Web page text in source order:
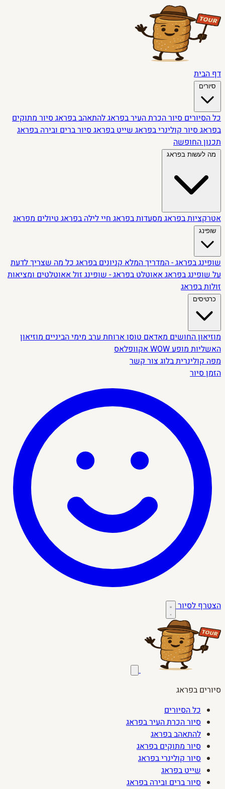
דף הבית
סיורים
כל הסיוריםסיור הכרת העיר בפראגלהתאהב בפראגסיור מתוקים
בפראגסיור קולינרי בפראגשייט בפראגסיור ברים ובירה בפראג
תכנון החופשה
מה לעשות בפראג
אטרקציות בפראגמסעדות בפראגחיי לילה בפראגטיולים מפראג
שופינג
שופינג בפראג - המדריך המלאקניונים בפראגכל מה שצריך לדעת
על שופינג בפראגאאוטלט בפראג - שופינג זולאאוטלטים ומציאות
זולות בפראג
כרטיסים
מוזיאון החושיםמאדאם טוסוארוחת ערב מימי הבינייםמוזיאון
האשליותמופע WOW
אקוופלאס
מפה קולינריתבלוגצור קשר
הזמן סיור
הצטרף לסיור
סיורים בפראג
כל הסיורים
סיור הכרת העיר בפראג
להתאהב בפראג
סיור מתוקים בפראג
סיור קולינרי בפראג
שייט בפראג
סיור ברים ובירה בפראג